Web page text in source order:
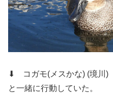
⬇ コガモ(メスかな) (境川)
と一緒に行動していた。